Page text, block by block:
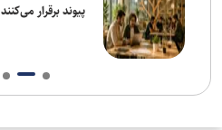
پیوند برقرار می‌کنند